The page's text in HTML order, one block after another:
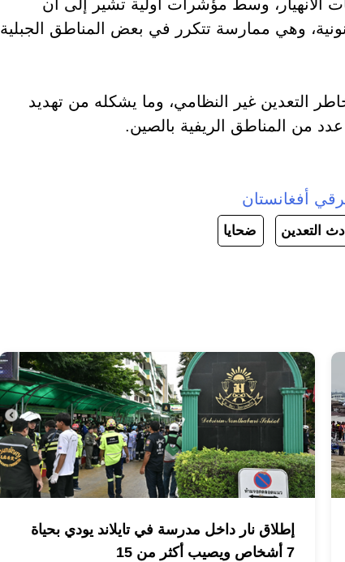
الانهيار، وسط مؤشرات أولية تشير إلى أن
وهي ممارسة تتكرر في بعض المناطق الجبلية
التعدين غير النظامي، وما يشكله من تهديد
من المناطق الريفية بالصين.
التعدين ضحايا
إطلاق نار داخل مدرسة في تايلاند يودي بحياة
7 أشخاص ويصيب أكثر من 15